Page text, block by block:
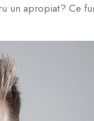
un apropiat? Ce